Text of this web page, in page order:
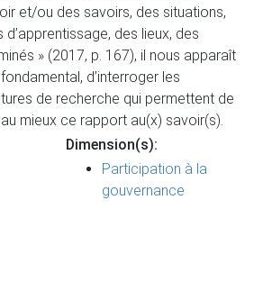
et/ou des savoirs, des situations,
des lieux, des
» (2017, p. 167), il nous apparaît
d’interroger les
de recherche qui permettent de
mieux ce rapport au(x) savoir(s).
Dimension(s):
Participation à la
gouvernance